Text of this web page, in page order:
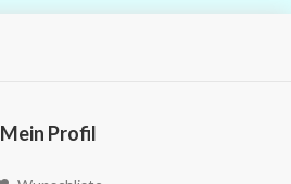
Mein Profil